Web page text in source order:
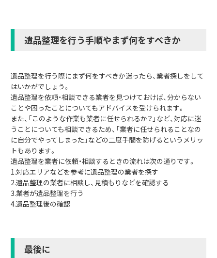
遺品整理を行う手順やまず何をすべきか
遺品整理を行う際にまず何をすべきか迷ったら、業者探しをして
はいかがでしょう。
遺品整理を依頼・相談できる業者を見つけておけば、分からない
ことや困ったことについてもアドバイスを受けられます。
また、「このような作業も業者に任せられるか？」など、対応に迷
うことについても相談できるため、「業者に任せられることなの
に自分でやってしまった」などの二度手間を防げるというメリッ
トもあります。
遺品整理を業者に依頼・相談するときの流れは次の通りです。
1.対応エリアなどを参考に遺品整理の業者を探す
2.遺品整理の業者に相談し、見積もりなどを確認する
3.業者が遺品整理を行う
4.遺品整理後の確認
最後に